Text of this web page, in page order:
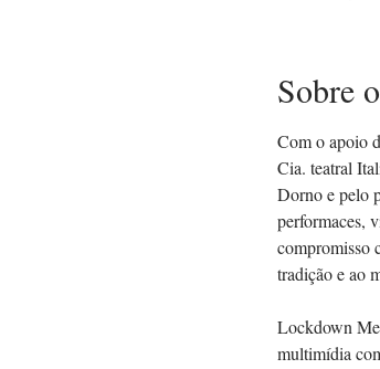
Sobre
Com o apoio
Cia. teatral
Dorno e pelo
performaces,
compromisso
tradição e ao
Lockdown
multimídia